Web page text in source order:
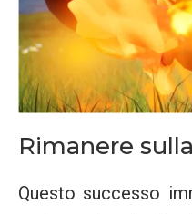
Rimanere
Questo successo